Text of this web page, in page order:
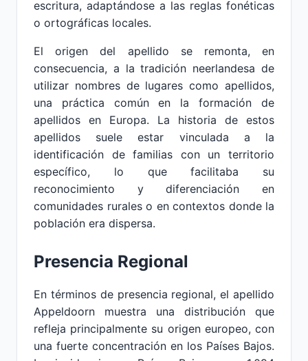
escritura, adaptándose a las reglas fonéticas
o ortográficas locales.
El origen del apellido se remonta, en
consecuencia, a la tradición neerlandesa de
utilizar nombres de lugares como apellidos,
una práctica común en la formación de
apellidos en Europa. La historia de estos
apellidos suele estar vinculada a la
identificación de familias con un territorio
específico, lo que facilitaba su
reconocimiento y diferenciación en
comunidades rurales o en contextos donde la
población era dispersa.
Presencia Regional
En términos de presencia regional, el apellido
Appeldoorn muestra una distribución que
refleja principalmente su origen europeo, con
una fuerte concentración en los Países Bajos.